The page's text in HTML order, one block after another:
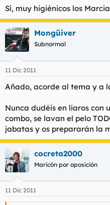
Sí, muy higiénicos los
Mongüiver
Subnormal
11 Dic 2011
Añado, acorde al tema y a
Nunca dudéis en liaros con
combo, se lavan el pelo
jabatas y os prepararán la
cocreta2000
Maricón por oposición
11 Dic 2011